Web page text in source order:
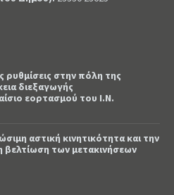
στην πόλη της
διεξαγωγής
εορτασμού του Ι.Ν.
αστική κινητικότητα και την
των μετακινήσεων